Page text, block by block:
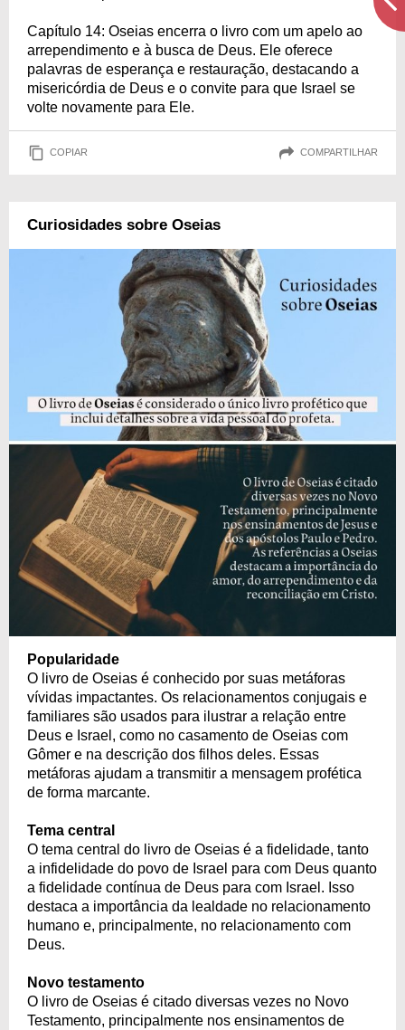
Capítulo 14: Oseias encerra o livro com um apelo ao
arrependimento e à busca de Deus. Ele oferece
palavras de esperança e restauração, destacando a
misericórdia de Deus e o convite para que Israel se
volte novamente para Ele.
COPIAR COMPARTILHAR
Curiosidades sobre Oseias
Popularidade
O livro de Oseias é conhecido por suas metáforas
vívidas impactantes. Os relacionamentos conjugais e
familiares são usados para ilustrar a relação entre
Deus e Israel, como no casamento de Oseias com
Gômer e na descrição dos filhos deles. Essas
metáforas ajudam a transmitir a mensagem profética
de forma marcante.
Tema central
O tema central do livro de Oseias é a fidelidade, tanto
a infidelidade do povo de Israel para com Deus quanto
a fidelidade contínua de Deus para com Israel. Isso
destaca a importância da lealdade no relacionamento
humano e, principalmente, no relacionamento com
Deus.
Novo testamento
O livro de Oseias é citado diversas vezes no Novo
Testamento, principalmente nos ensinamentos de